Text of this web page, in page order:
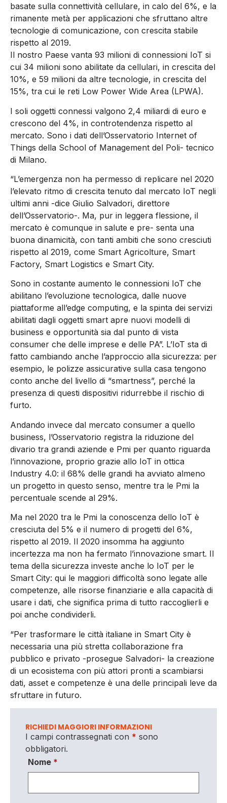
basate sulla connettività cellulare, in calo del 6%, e la
rimanente metà per applicazioni che sfruttano altre
tecnologie di comunicazione, con crescita stabile
rispetto al 2019.
Il nostro Paese vanta 93 milioni di connessioni IoT si
cui 34 milioni sono abilitate da cellulari, in crescita del
10%, e 59 milioni da altre tecnologie, in crescita del
15%, tra cui le reti Low Power Wide Area (LPWA).
I soli oggetti connessi valgono 2,4 miliardi di euro e
crescono del 4%, in controtendenza rispetto al
mercato. Sono i dati dell’Osservatorio Internet of
Things della School of Management del Poli- tecnico
di Milano.
“L’emergenza non ha permesso di replicare nel 2020
l’elevato ritmo di crescita tenuto dal mercato IoT negli
ultimi anni -dice Giulio Salvadori, direttore
dell’Osservatorio-. Ma, pur in leggera flessione, il
mercato è comunque in salute e pre- senta una
buona dinamicità, con tanti ambiti che sono cresciuti
rispetto al 2019, come Smart Agricolture, Smart
Factory, Smart Logistics e Smart City.
Sono in costante aumento le connessioni IoT che
abilitano l’evoluzione tecnologica, dalle nuove
piattaforme all’edge computing, e la spinta dei servizi
abilitati dagli oggetti smart apre nuovi modelli di
business e opportunità sia dal punto di vista
consumer che delle imprese e delle PA”. L’IoT sta di
fatto cambiando anche l’approccio alla sicurezza: per
esempio, le polizze assicurative sulla casa tengono
conto anche del livello di “smartness”, perché la
presenza di questi dispositivi ridurrebbe il rischio di
furto.
Andando invece dal mercato consumer a quello
business, l’Osservatorio registra la riduzione del
divario tra grandi aziende e Pmi per quanto riguarda
l’innovazione, proprio grazie allo IoT in ottica
Industry 4.0: il 68% delle grandi ha avviato almeno
un progetto in questo senso, mentre tra le Pmi la
percentuale scende al 29%.
Ma nel 2020 tra le Pmi la conoscenza dello IoT è
cresciuta del 5% e il numero di progetti del 6%,
rispetto al 2019. Il 2020 insomma ha aggiunto
incertezza ma non ha fermato l’innovazione smart. Il
tema della sicurezza investe anche lo IoT per le
Smart City: qui le maggiori difficoltà sono legate alle
competenze, alle risorse finanziarie e alla capacità di
usare i dati, che significa prima di tutto raccoglierli e
poi anche condividerli.
“Per trasformare le città italiane in Smart City è
necessaria una più stretta collaborazione fra
pubblico e privato -prosegue Salvadori- la creazione
di un ecosistema con più attori pronti a scambiarsi
dati, asset e competenze è una delle principali leve da
sfruttare in futuro.
RICHIEDI MAGGIORI INFORMAZIONI
I campi contrassegnati con * sono
obbligatori.
Nome *